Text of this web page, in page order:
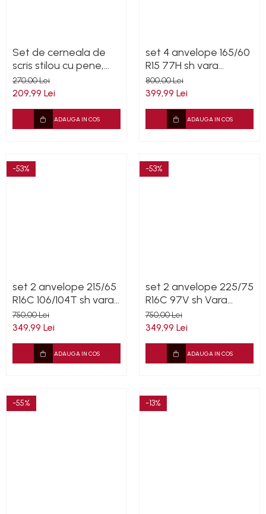
Set de cerneala de
scris stilou cu pene,
caligrafie vintage,
sigilare cu ceara,
cadou
270,00 Lei
209,99 Lei
ADAUGA IN COS
set 4 anvelope 165/60
R15 77H sh vara
Continental 7mm cu
garantie
800,00 Lei
399,99 Lei
ADAUGA IN COS
-53%
set 2 anvelope 215/65
R16C 106/104T sh vara
M+S Michelin 6mm cu
garantie
750,00 Lei
349,99 Lei
ADAUGA IN COS
-53%
set 2 anvelope 225/75
R16C 97V sh Vara
Nexen 6.5mm cu
garantie
750,00 Lei
349,99 Lei
ADAUGA IN COS
-55% -13%